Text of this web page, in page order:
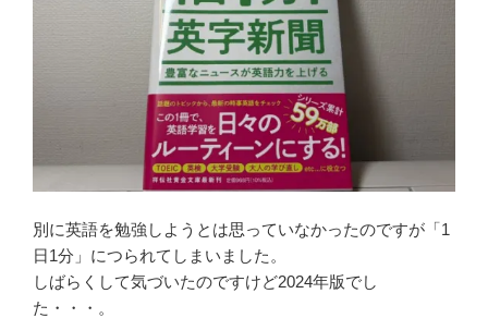
別に英語を勉強しようとは思っていなかったのですが「1
日1分」につられてしまいました。
しばらくして気づいたのですけど2024年版でし
た・・・。